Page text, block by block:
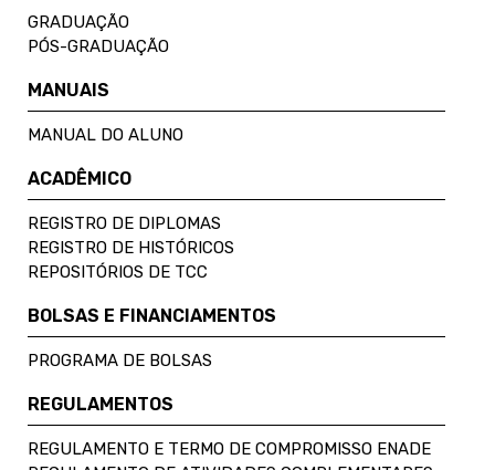
GRADUAÇÃO
PÓS-GRADUAÇÃO
MANUAIS
MANUAL DO ALUNO
ACADÊMICO
REGISTRO DE DIPLOMAS
REGISTRO DE HISTÓRICOS
REPOSITÓRIOS DE TCC
BOLSAS E FINANCIAMENTOS
PROGRAMA DE BOLSAS
REGULAMENTOS
REGULAMENTO E TERMO DE COMPROMISSO ENADE